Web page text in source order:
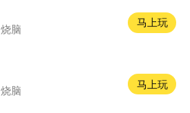
烧脑
马上玩
烧脑
马上玩